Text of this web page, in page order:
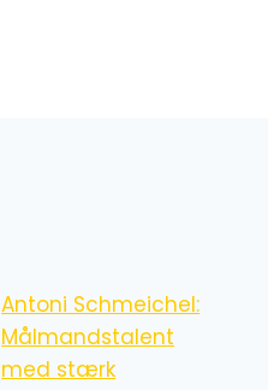
Antoni Schmeichel:
Målmandstalent
med stærk